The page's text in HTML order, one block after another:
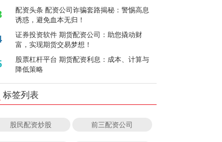
配资头条 配资公司诈骗套路揭秘：警惕高息
诱惑，避免血本无归！
证券投资软件 期货配资公司：助您撬动财
富，实现期货交易梦想！
股票杠杆平台 期货配资利息：成本、计算与
降低策略
标签列表
股民配资炒股 前三配资公司